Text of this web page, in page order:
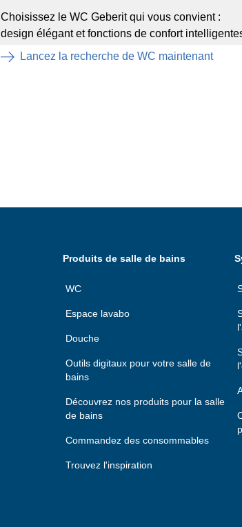
Choisissez le WC Geberit qui vous convient :
design élégant et fonctions de confort
Lancez la recherche de WC maintenant
Produits de salle de bains
WC
Espace lavabo
Douche
Outils digitaux pour votre salle de
bains
Découvrez nos produits pour la salle
de bains
Commandez des consommables
Trouvez l'inspiration